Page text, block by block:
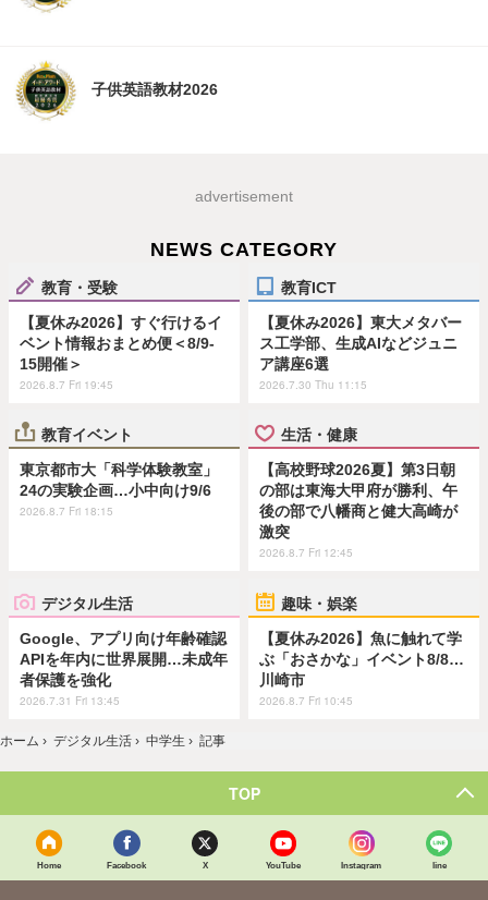
子供英語教材2026
advertisement
NEWS CATEGORY
教育・受験
【夏休み2026】すぐ行けるイ
ベント情報おまとめ便＜8/9-
15開催＞
2026.8.7 Fri 19:45
教育ICT
【夏休み2026】東大メタバー
ス工学部、生成AIなどジュニ
ア講座6選
2026.7.30 Thu 11:15
教育イベント
東京都市大「科学体験教室」
24の実験企画…小中向け9/6
2026.8.7 Fri 18:15
生活・健康
【高校野球2026夏】第3日朝
の部は東海大甲府が勝利、午
後の部で八幡商と健大高崎が
激突
2026.8.7 Fri 12:45
デジタル生活
Google、アプリ向け年齢確認
APIを年内に世界展開…未成年
者保護を強化
2026.7.31 Fri 13:45
趣味・娯楽
【夏休み2026】魚に触れて学
ぶ「おさかな」イベント8/8…
川崎市
2026.8.7 Fri 10:45
ホーム › デジタル生活 › 中学生 › 記事
TOP
Home Facebook X YouTube Instagram line